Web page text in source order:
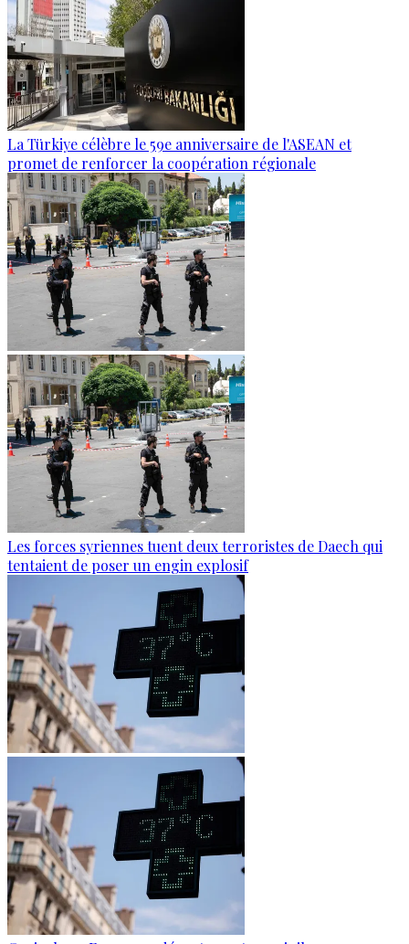
La Türkiye célèbre le 59e anniversaire de l'ASEAN et
promet de renforcer la coopération régionale
Les forces syriennes tuent deux terroristes de Daech qui
tentaient de poser un engin explosif